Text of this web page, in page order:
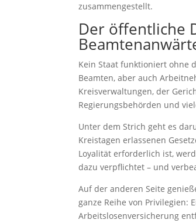
zusammengestellt.
Der öffentliche
Kein Staat funktioniert ohne
Beamten, aber auch
Kreisverwaltungen, der
Regierungsbehörden und
Unter dem Strich geht es
Kreistagen erlassenen
Loyalität erforderlich ist,
dazu verpflichtet – und
Auf der anderen Seite
ganze Reihe von Privilegien:
Arbeitslosenversicherung